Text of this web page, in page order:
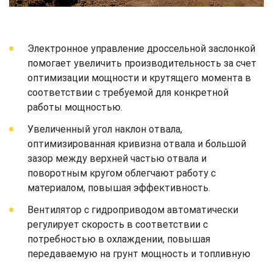
Электронное управление дроссельной заслонкой
помогает увеличить производительность за счет
оптимизации мощности и крутящего момента в
соответствии с требуемой для конкретной
работы мощностью.
Увеличенный угол наклон отвала,
оптимизированная кривизна отвала и большой
зазор между верхней частью отвала и
поворотным кругом облегчают работу с
материалом, повышая эффективность.
Вентилятор с гидроприводом автоматически
регулирует скорость в соответствии с
потребностью в охлаждении, повышая
передаваемую на грунт мощность и топливную